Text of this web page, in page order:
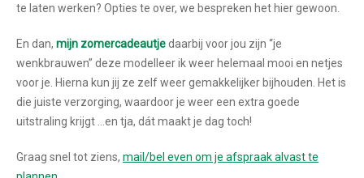
te laten werken? Opties te over, we bespreken het hier gewoon.
En dan, mijn zomercadeautjedaarbij voor jou zijn “je
wenkbrauwen” deze modelleer ik weer helemaal mooi en netjes
voor je. Hierna kun jij ze zelf weer gemakkelijker bijhouden. Het is
die juiste verzorging, waardoor je weer een extra goede
uitstraling krijgt …en tja, dát maakt je dag toch!
Graag snel tot ziens, mail/bel even om je afspraak alvast te